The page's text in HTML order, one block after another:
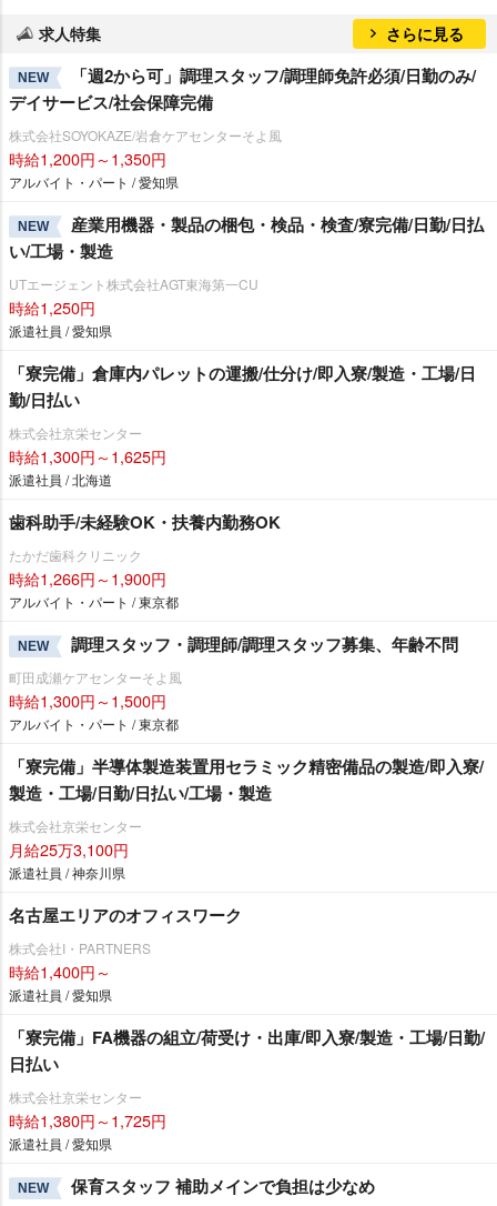
求人特集 さらに見る
NEW
「週2から可」調理スタッフ/調理師免許必須/日勤のみ/
デイサービス/社会保障完備
株式会社SOYOKAZE/岩倉ケアセンターそよ風
時給1,200円～1,350円
アルバイト・パート / 愛知県
NEW
産業用機器・製品の梱包・検品・検査/寮完備/日勤/日払
い/工場・製造
UTエージェント株式会社AGT東海第一CU
時給1,250円
派遣社員 / 愛知県
「寮完備」倉庫内パレットの運搬/仕分け/即入寮/製造・工場/日
勤/日払い
株式会社京栄センター
時給1,300円～1,625円
派遣社員 / 北海道
歯科助手/未経験OK・扶養内勤務OK
たかだ歯科クリニック
時給1,266円～1,900円
アルバイト・パート / 東京都
NEW 調理スタッフ・調理師/調理スタッフ募集、年齢不問
町田成瀬ケアセンターそよ風
時給1,300円～1,500円
アルバイト・パート / 東京都
「寮完備」半導体製造装置用セラミック精密備品の製造/即入寮/
製造・工場/日勤/日払い/工場・製造
株式会社京栄センター
月給25万3,100円
派遣社員 / 神奈川県
名古屋エリアのオフィスワーク
株式会社I・PARTNERS
時給1,400円～
派遣社員 / 愛知県
「寮完備」FA機器の組立/荷受け・出庫/即入寮/製造・工場/日勤/
日払い
株式会社京栄センター
時給1,380円～1,725円
派遣社員 / 愛知県
NEW 保育スタッフ 補助メインで負担は少なめ